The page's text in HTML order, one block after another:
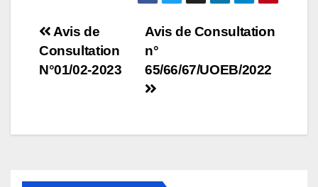
Navigation
de
Avis de Consultation
n°
65/66/67/UOEB/2022
Avis de
Consultation
N°01/02-2023